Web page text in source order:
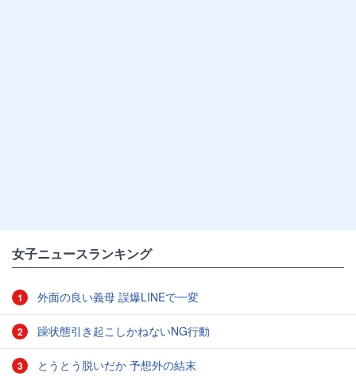
女子ニュースランキング
1 外面の良い義母 誤爆LINEで一変
2 躁状態引き起こしかねないNG行動
3 とうとう脱いだか 予想外の結末